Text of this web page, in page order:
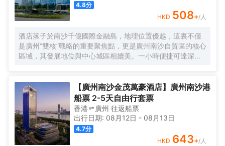
4.8分
HKD 508+/人
酒店落子於南沙千億國際金融島，地理位置優越，這裏不僅
是廣州“雙核”戰略的重要聚焦點，更是廣州南沙自貿區的核心
區域，其發展地位與中心城區相媲美。一小時便捷可達深
字母“A”，既展中國氣派，又含西式願景——Amazing（令人
驚歎），Astonishing（令人震撼），隱含着酒店將成為南沙
乃至全球矚目的中式美學新地標的美好期許。 酒店作為南沙
國際會展中心綜合體重要組成部分，以“木棉花開，鴻翔海
絲”之設計理念，以大灣區金融新地標之姿態，締造南沙“立足
灣區、協同港澳、面向世界”的實踐範本。
【廣州南沙金茂萬豪酒店】廣州南沙港
船票 2-5天自由行套票
香港 廣州 往返船票
出行日期: 08月12日 - 08月13日
4.7分
HKD 643+/人